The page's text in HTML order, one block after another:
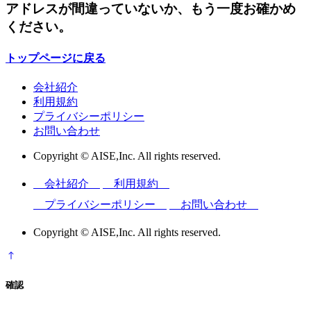
アドレスが間違っていないか、もう一度お確かめ
ください。
トップページに戻る
会社紹介
利用規約
プライバシーポリシー
お問い合わせ
Copyright © AISE,Inc. All rights reserved.
会社紹介
利用規約
プライバシーポリシー
お問い合わせ
Copyright © AISE,Inc. All rights reserved.
確認